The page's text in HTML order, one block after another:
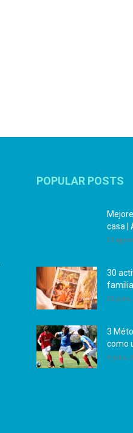
POPULAR POSTS
casa |
12
30
familia
25 julio,
3
como
4 julio,